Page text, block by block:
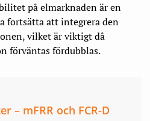
på elmarknaden är en
fortsätta att integrera den
vilket är viktigt då
förväntas fördubblas.
– mFRR och FCR-D